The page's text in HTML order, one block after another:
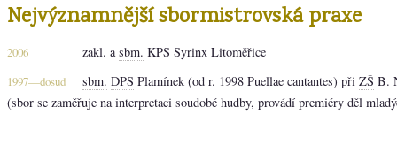
Nejvýznamnější sbormistrovská praxe
2006 zakl. a sbm. KPS Syrinx Litoměřice
1997—dosud sbm. DPS Plamínek (od r. 1998 Puellae cantantes) při ZŠ B.
(sbor se zaměřuje na interpretaci soudobé hudby, provádí premiéry děl